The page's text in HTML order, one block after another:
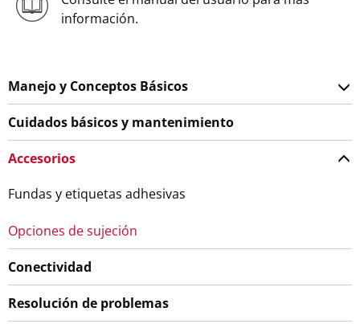
información.
Manejo y Conceptos Básicos
Cuidados básicos y mantenimiento
Accesorios
Fundas y etiquetas adhesivas
Opciones de sujeción
Conectividad
Resolución de problemas